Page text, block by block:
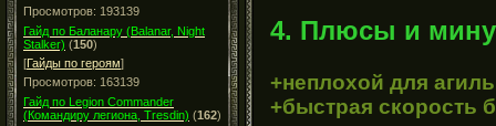
Просмотров: 193139
Гайд по Баланару (Balanar, Night
Stalker) (150)
[Гайды по героям]
Просмотров: 163139
Гайд по Legion Commander
(Командиру легиона, Tresdin) (162)
4. Плюсы и
+неплохой для
+быстрая скорость